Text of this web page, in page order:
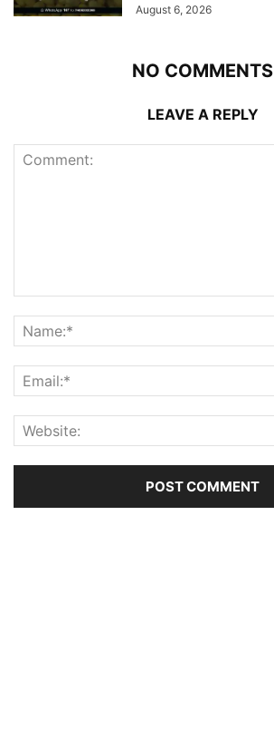
August 6, 2026
NO COMMENTS
LEAVE A REPLY